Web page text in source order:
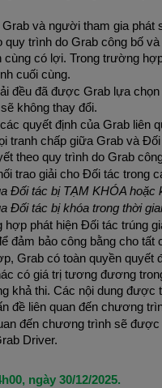
và người tham gia
trình do Grab công bố
cùng có lợi. Trong trường
cuối cùng.
đều đã được Grab lựa
không thay đổi.
quyết định của Grab liên
tranh chấp giữa Grab và
theo quy trình do Grab
trao giải cho Đối tác trong
Đối tác bị TẠM KHÓA
Đối tác bị khóa trong thời
hợp phát hiện Đối tác trúng
đảm bảo công bằng cho
Grab có toàn quyền quyết
có giá trị tương đương
khả thi. Các nội dung
đề liên quan đến chương
đến chương trình sẽ
Driver.
ngày 30/12/2025.